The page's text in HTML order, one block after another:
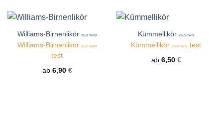
Williams-Birnenlikör 35,o %vol
Williams-Birnenlikör 35,o %vol
test
ab 6,90 €
Kümmellikör 25,o %vol
Kümmellikör 25,o %vol
test
ab 6,50 €